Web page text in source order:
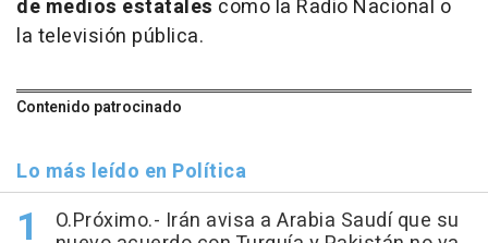
de medios estatales como la Radio Nacional o
la televisión pública.
Contenido patrocinado
Lo más leído en Política
O.Próximo.- Irán avisa a Arabia Saudí que su